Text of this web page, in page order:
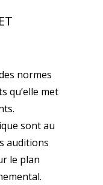
normes
qu’elle met
sont au
auditions
le plan